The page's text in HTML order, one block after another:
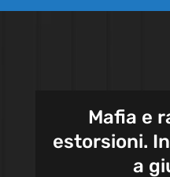
Mafia e
estorsioni.
a